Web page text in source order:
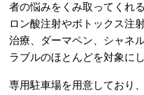
者の悩みをくみ取ってくれ
ロン酸注射やボトックス注
治療、ダーマペン、シャネ
ラブルのほとんどを対象に
専用駐車場を用意しており